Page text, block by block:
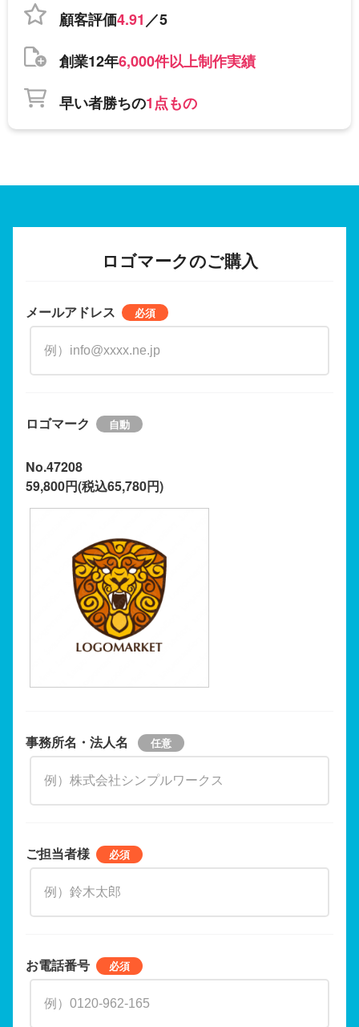
顧客評価4.91／5
創業12年6,000件以上制作実績
早い者勝ちの1点もの
ロゴマークのご購入
メールアドレス
ロゴマーク
No.47208
59,800円(税込65,780円)
事務所名・法人名
ご担当者様
お電話番号